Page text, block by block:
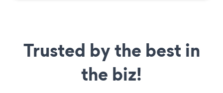
Trusted by the best in
the biz!